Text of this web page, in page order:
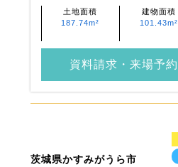
土地面積
187.74m²
建物面積
101.43m²
資料請求・来場予約
茨城県かすみがうら市